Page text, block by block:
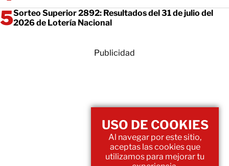
Sorteo Superior 2892: Resultados del 31 de julio del
2026 de Lotería Nacional
Publicidad
USO DE COOKIES
Al navegar por este sitio,
aceptas las cookies que
utilizamos para mejorar tu